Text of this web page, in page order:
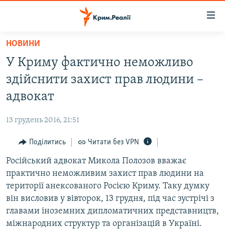
Перейти
основного
матеріалу
до
основної
навігації
Перейти
пошуку
ВОДА.КРИМ
БЛОГИ
ПОГЛЯД
ІНТЕРВ'Ю
ВСЕ ЗА ДЕНЬ
СПЕЦПРОЕКТИ
ДЕПОРТАЦІЯ
ЯК ОБІЙТИ БЛОКУВАННЯ
НОВИНИ
У Криму фактично неможливо
здійснити захист прав людини –
адвокат
13 грудень 2016, 21:51
Поділитись Читати без VPN
Російський адвокат Микола Полозов вважає
практично неможливим захист прав людини на
території анексованого Росією Криму. Таку думку
він висловив у вівторок, 13 грудня, під час зустрічі з
главами іноземних дипломатичних представництв,
міжнародних структур та організацій в Україні.